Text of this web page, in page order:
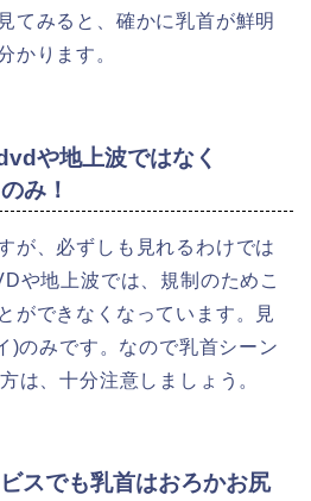
てみると、確かに乳首が鮮明
かります。
や地上波ではなく
み！
が、必ずしも見れるわけでは
や地上波では、規制のためこ
ができなくなっています。見
)のみです。なので乳首シーン
は、十分注意しましょう。
スでも乳首はおろかお尻